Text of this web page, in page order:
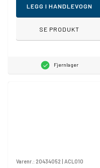
LEGG I HANDLEVOGN
SE PRODUKT
Fjernlager
Varenr.: 20434052 | ACL010